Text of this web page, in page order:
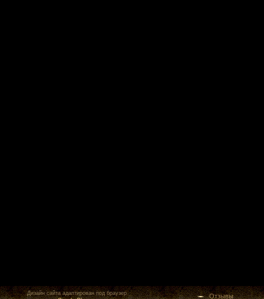
Дизайн сайта адаптирован под браузер
Отзывы